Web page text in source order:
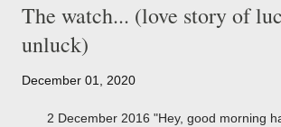
The watch... (love story of
unluck)
December 01, 2020
2 December 2016 "Hey, good morning